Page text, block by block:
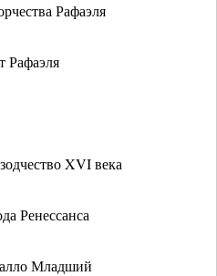
Рафаэля
Рафаэля
XVI века
Ренессанса
Младший